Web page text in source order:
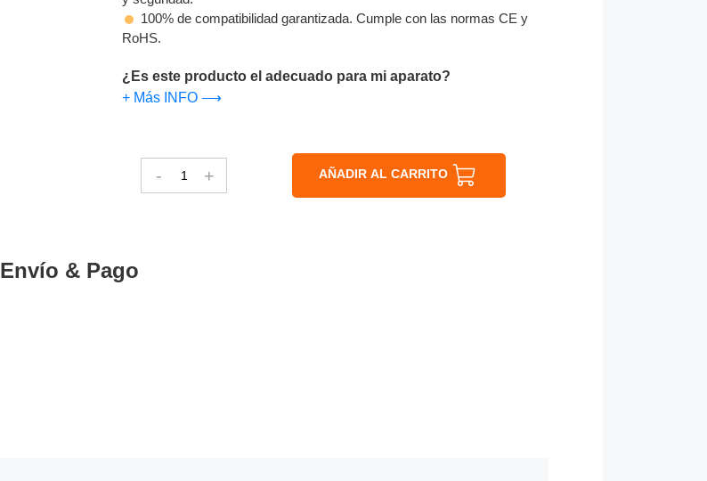
100% de compatibilidad garantizada. Cumple con las normas CE y
RoHS.
¿Es este producto el adecuado para mi aparato?
+ Más INFO ⟶
- + AÑADIR AL CARRITO
Envío & Pago